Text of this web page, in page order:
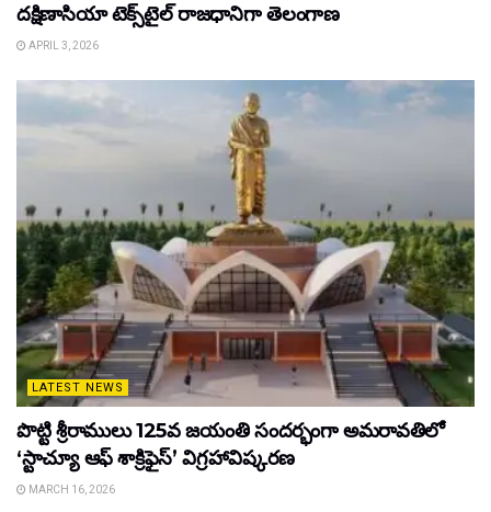
దక్షిణాసియా టెక్స్‌టైల్ రాజధానిగా తెలంగాణ
APRIL 3, 2026
LATEST NEWS
పొట్టి శ్రీరాములు 125వ జయంతి సందర్భంగా అమరావతిలో
‘స్టాచ్యూ ఆఫ్ శాక్రిఫైస్’ విగ్రహావిష్కరణ
MARCH 16, 2026